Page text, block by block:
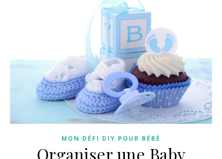
MON DÉFI DIY POUR BÉBÉ
Organiser une Baby